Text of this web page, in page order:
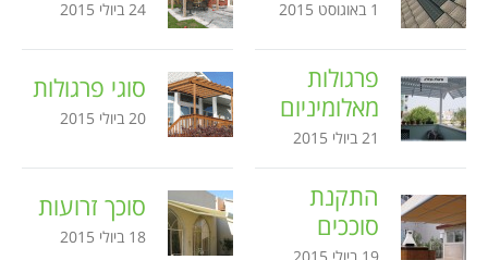
1 באוגוסט 2015 24 ביולי 2015
פרגולות
מאלומיניום
21 ביולי 2015
סוגי פרגולות
20 ביולי 2015
התקנת
סוככים
סוכך זרועות
18 ביולי 2015